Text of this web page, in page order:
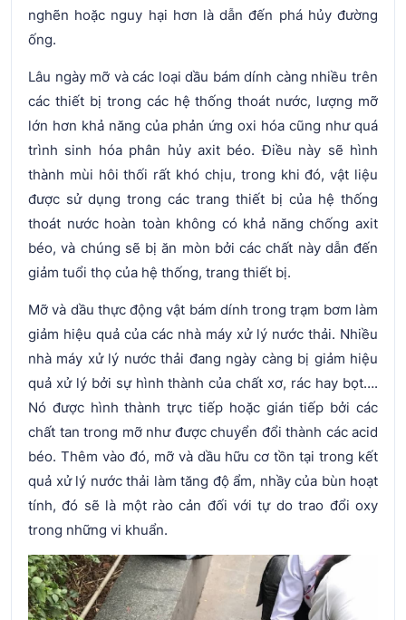
nghẽn hoặc nguy hại hơn là dẫn đến phá hủy đường
ống.
Lâu ngày mỡ và các loại dầu bám dính càng nhiều trên
các thiết bị trong các hệ thống thoát nước, lượng mỡ
lớn hơn khả năng của phản ứng oxi hóa cũng như quá
trình sinh hóa phân hủy axit béo. Điều này sẽ hình
thành mùi hôi thối rất khó chịu, trong khi đó, vật liệu
được sử dụng trong các trang thiết bị của hệ thống
thoát nước hoàn toàn không có khả năng chống axit
béo, và chúng sẽ bị ăn mòn bởi các chất này dẫn đến
giảm tuổi thọ của hệ thống, trang thiết bị.
Mỡ và dầu thực động vật bám dính trong trạm bơm làm
giảm hiệu quả của các nhà máy xử lý nước thải. Nhiều
nhà máy xử lý nước thải đang ngày càng bị giảm hiệu
quả xử lý bởi sự hình thành của chất xơ, rác hay bọt….
Nó được hình thành trực tiếp hoặc gián tiếp bởi các
chất tan trong mỡ như được chuyển đổi thành các acid
béo. Thêm vào đó, mỡ và dầu hữu cơ tồn tại trong kết
quả xử lý nước thải làm tăng độ ẩm, nhầy của bùn hoạt
tính, đó sẽ là một rào cản đối với tự do trao đổi oxy
trong những vi khuẩn.